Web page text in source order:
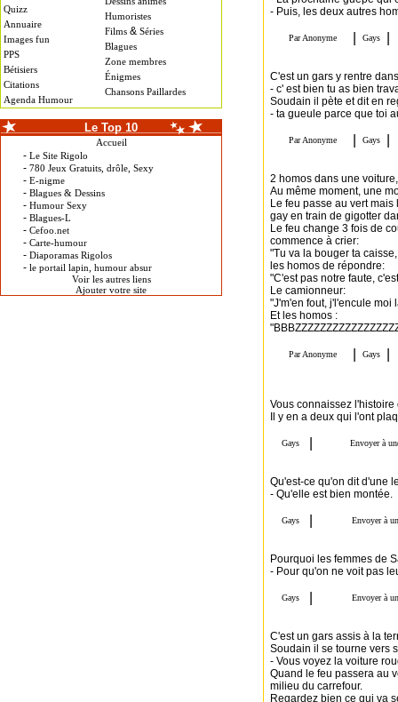
Quizz
Annuaire
Images fun
PPS
Bétisiers
Citations
Agenda Humour
Humoristes
Films & Séries
Blagues
Zone membres
Énigmes
Chansons Paillardes
Le Top 10
Accueil
- Le Site Rigolo
- 780 Jeux Gratuits, drôle, Sexy
- E-nigme
- Blagues & Dessins
- Humour Sexy
- Blagues-L
- Cefoo.net
- Carte-humour
- Diaporamas Rigolos
- le portail lapin, humour absur
Voir les autres liens
Ajouter votre site
- Puis, les deux autres
C'est un gars y rentre
- c' est bien tu as bien
Soudain il pète et dit en
- ta gueule parce que toi
2 homos dans une
Au même moment, une
Le feu passe au vert
gay en train de gigotter
Le feu change 3 fois de
commence à crier:
"Tu va la bouger ta
les homos de répondre:
"C'est pas notre faute,
Le camionneur:
"J'm'en fout, j'l'encule moi
Et les homos :
Vous connaissez
Il y en a deux qui l'ont
Qu'est-ce qu'on dit d'une
- Qu'elle est bien montée.
Pourquoi les femmes de
- Pour qu'on ne voit pas
C'est un gars assis à la
Soudain il se tourne vers
- Vous voyez la voiture
Quand le feu passera au
milieu du carrefour.
Regardez bien ce qui va